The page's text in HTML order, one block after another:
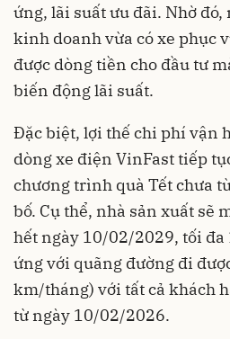
ứng, lãi suất ưu đãi. Nhờ
kinh doanh vừa có xe phục
được dòng tiền cho đầu tư
biến động lãi suất.
Đặc biệt, lợi thế chi phí vận
dòng xe điện VinFast tiếp
chương trình quà Tết chưa
bố. Cụ thể, nhà sản xuất sẽ
hết ngày 10/02/2029, tối
ứng với quãng đường đi
km/tháng) với tất cả khách
từ ngày 10/02/2026.